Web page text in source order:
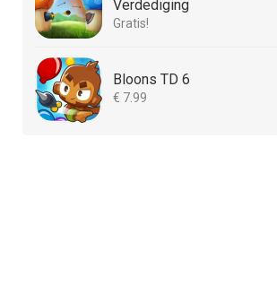
Verdediging
Gratis!
Bloons TD 6
€ 7.99